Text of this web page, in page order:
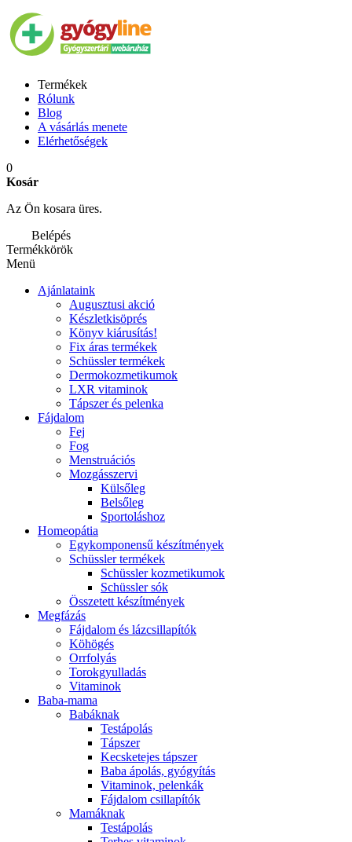
Termékek
Rólunk
Blog
A vásárlás menete
Elérhetőségek
0
Kosár
Az Ön kosara üres.
Belépés
Termékkörök
Menü
Ajánlataink
Augusztusi akció
Készletkisöprés
Könyv kiárusítás!
Fix áras termékek
Schüssler termékek
Dermokozmetikumok
LXR vitaminok
Tápszer és pelenka
Fájdalom
Fej
Fog
Menstruációs
Mozgásszervi
Külsőleg
Belsőleg
Sportoláshoz
Homeopátia
Egykomponensű készítmények
Schüssler termékek
Schüssler kozmetikumok
Schüssler sók
Összetett készítmények
Megfázás
Fájdalom és lázcsillapítók
Köhögés
Orrfolyás
Torokgyulladás
Vitaminok
Baba-mama
Babáknak
Testápolás
Tápszer
Kecsketejes tápszer
Baba ápolás, gyógyítás
Vitaminok, pelenkák
Fájdalom csillapítók
Mamáknak
Testápolás